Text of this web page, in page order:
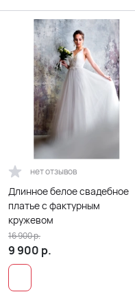
нет отзывов
Длинное белое свадебное
платье с фактурным
кружевом
9 900 р.
16 900р.